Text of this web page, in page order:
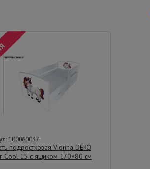
100060037
подростковая Viorina DEKO
Cool 15 с ящиком 170×80 см